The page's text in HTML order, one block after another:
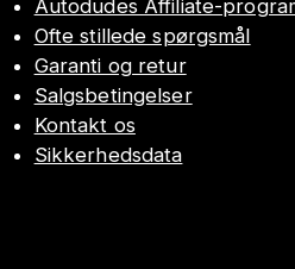
Autodudes Affiliate-
Ofte stillede spørgsmål
Garanti og retur
Salgsbetingelser
Kontakt os
Sikkerhedsdata